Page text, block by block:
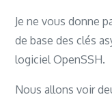
Lecture des
Construction
Je ne vous donne
de base des clés
logiciel OpenSSH.
Nous allons voir